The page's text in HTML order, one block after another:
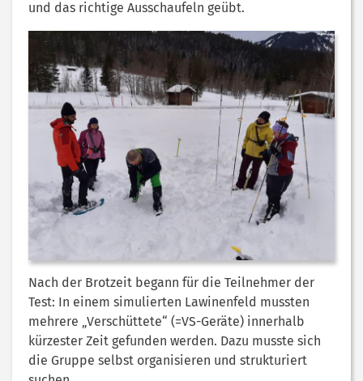
und das richtige Ausschaufeln geübt.
Nach der Brotzeit begann für die Teilnehmer der
Test: In einem simulierten Lawinenfeld mussten
mehrere „Verschüttete“ (=VS-Geräte) innerhalb
kürzester Zeit gefunden werden. Dazu musste sich
die Gruppe selbst organisieren und strukturiert